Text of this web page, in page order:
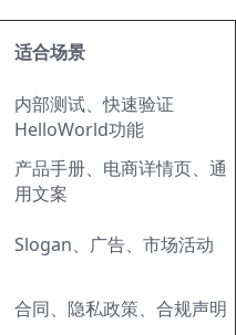
适合场景
内部测试、快速验证
HelloWorld功能
产品手册、电商详情页、通
用文案
Slogan、广告、市场活动
合同、隐私政策、合规声明